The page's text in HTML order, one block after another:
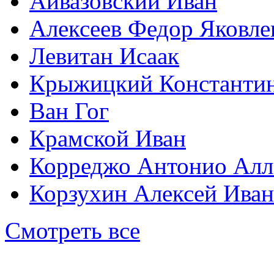
Алексеев Федор
Левитан Исаак
Крыжицкий
Ван Гог
Крамской Иван
Корреджо Антонио
Корзухин Алексей
Смотреть все